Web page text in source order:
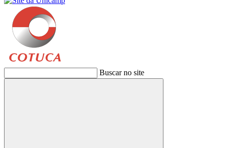
Buscar no site